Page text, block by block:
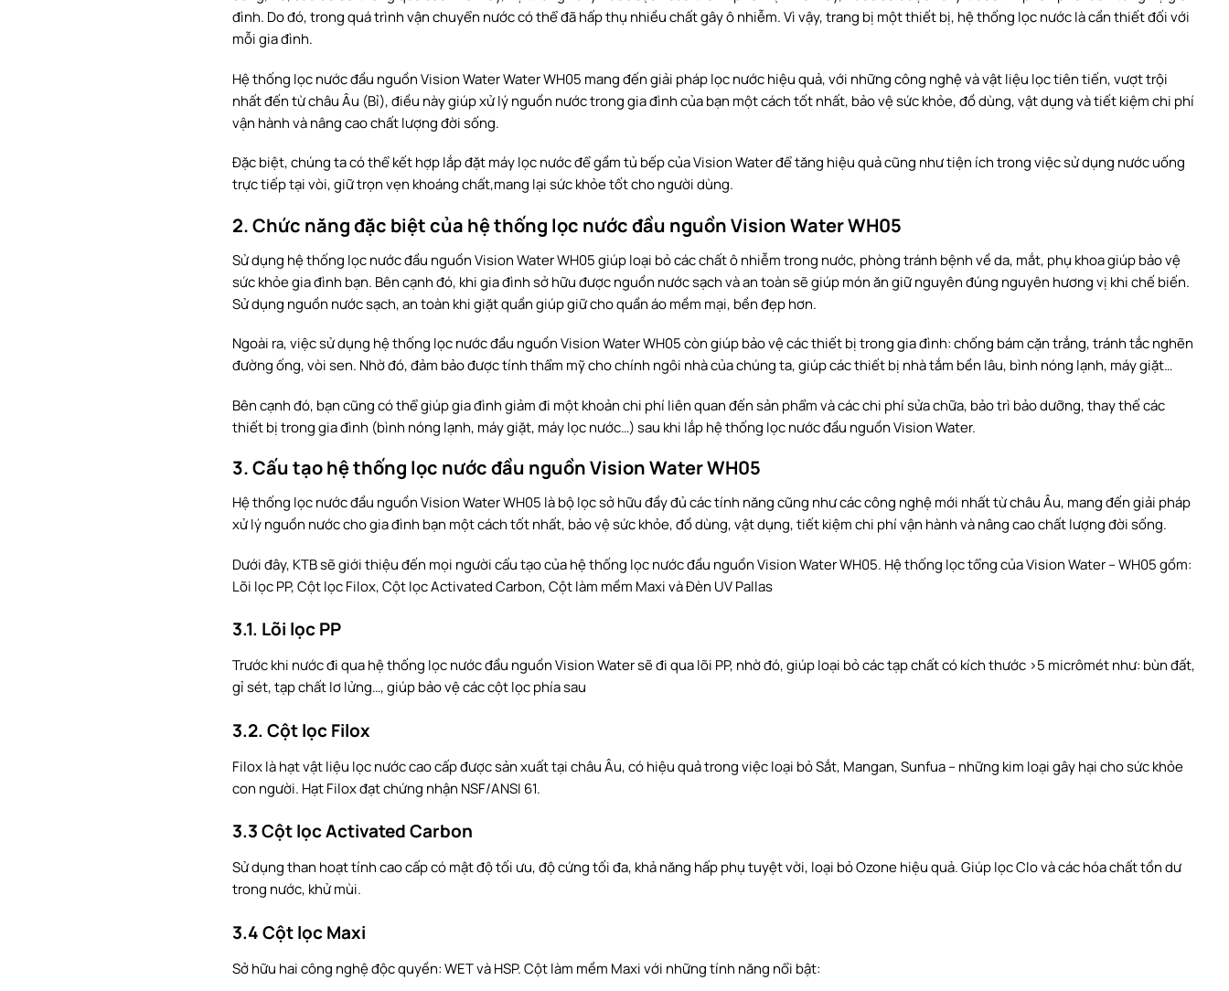
đình. Do đó, trong quá trình vận chuyển nước có thể đã hấp thụ nhiều chất gây ô nhiễm. Vì vậy, trang bị một thiết bị, hệ thống lọc nước là cần thiết đối với
mỗi gia đình.
Hệ thống lọc nước đầu nguồn Vision Water Water WH05 mang đến giải pháp lọc nước hiệu quả, với những công nghệ và vật liệu lọc tiên tiến, vượt trội
nhất đến từ châu Âu (Bỉ), điều này giúp xử lý nguồn nước trong gia đình của bạn một cách tốt nhất, bảo vệ sức khỏe, đồ dùng, vật dụng và tiết kiệm chi phí
vận hành và nâng cao chất lượng đời sống.
Đặc biệt, chúng ta có thể kết hợp lắp đặt máy lọc nước để gầm tủ bếp của Vision Water để tăng hiệu quả cũng như tiện ích trong việc sử dụng nước uống
trực tiếp tại vòi, giữ trọn vẹn khoáng chất,mang lại sức khỏe tốt cho người dùng.
2. Chức năng đặc biệt của hệ thống lọc nước đầu nguồn Vision Water WH05
Sử dụng hệ thống lọc nước đầu nguồn Vision Water WH05 giúp loại bỏ các chất ô nhiễm trong nước, phòng tránh bệnh về da, mắt, phụ khoa giúp bảo vệ
sức khỏe gia đình bạn. Bên cạnh đó, khi gia đình sở hữu được nguồn nước sạch và an toàn sẽ giúp món ăn giữ nguyên đúng nguyên hương vị khi chế biến.
Sử dụng nguồn nước sạch, an toàn khi giặt quần giúp giữ cho quần áo mềm mại, bền đẹp hơn.
Ngoài ra, việc sử dụng hệ thống lọc nước đầu nguồn Vision Water WH05 còn giúp bảo vệ các thiết bị trong gia đình: chống bám cặn trắng, tránh tắc nghẽn
đường ống, vòi sen. Nhờ đó, đảm bảo được tính thẩm mỹ cho chính ngôi nhà của chúng ta, giúp các thiết bị nhà tắm bền lâu, bình nóng lạnh, máy giặt…
Bên cạnh đó, bạn cũng có thể giúp gia đình giảm đi một khoản chi phí liên quan đến sản phẩm và các chi phí sửa chữa, bảo trì bảo dưỡng, thay thế các
thiết bị trong gia đình (bình nóng lạnh, máy giặt, máy lọc nước…) sau khi lắp hệ thống lọc nước đầu nguồn Vision Water.
3. Cấu tạo hệ thống lọc nước đầu nguồn Vision Water WH05
Hệ thống lọc nước đầu nguồn Vision Water WH05 là bộ lọc sở hữu đầy đủ các tính năng cũng như các công nghệ mới nhất từ châu Âu, mang đến giải pháp
xử lý nguồn nước cho gia đình bạn một cách tốt nhất, bảo vệ sức khỏe, đồ dùng, vật dụng, tiết kiệm chi phí vận hành và nâng cao chất lượng đời sống.
Dưới đây, KTB sẽ giới thiệu đến mọi người cấu tạo của hệ thống lọc nước đầu nguồn Vision Water WH05. Hệ thống lọc tổng của Vision Water – WH05 gồm:
Lõi lọc PP, Cột lọc Filox, Cột lọc Activated Carbon, Cột làm mềm Maxi và Đèn UV Pallas
3.1. Lõi lọc PP
Trước khi nước đi qua hệ thống lọc nước đầu nguồn Vision Water sẽ đi qua lõi PP, nhờ đó, giúp loại bỏ các tạp chất có kích thước >5 micrômét như: bùn đất,
gỉ sét, tạp chất lơ lửng…, giúp bảo vệ các cột lọc phía sau
3.2. Cột lọc Filox
Filox là hạt vật liệu lọc nước cao cấp được sản xuất tại châu Âu, có hiệu quả trong việc loại bỏ Sắt, Mangan, Sunfua – những kim loại gây hại cho sức khỏe
con người. Hạt Filox đạt chứng nhận NSF/ANSI 61.
3.3 Cột lọc Activated Carbon
Sử dụng than hoạt tính cao cấp có mật độ tối ưu, độ cứng tối đa, khả năng hấp phụ tuyệt vời, loại bỏ Ozone hiệu quả. Giúp lọc Clo và các hóa chất tồn dư
trong nước, khử mùi.
3.4 Cột lọc Maxi
Sở hữu hai công nghệ độc quyền: WET và HSP. Cột làm mềm Maxi với những tính năng nổi bật: